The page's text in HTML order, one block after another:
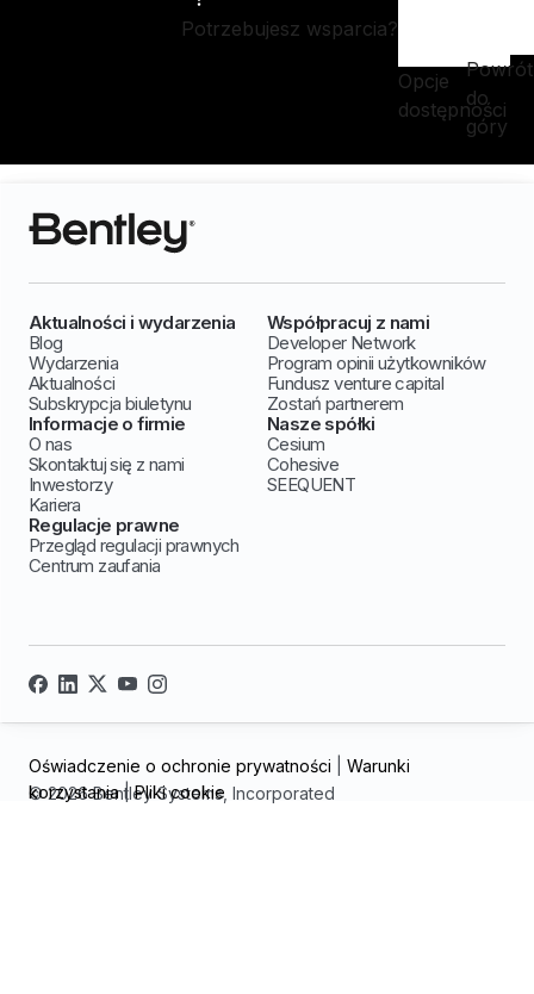
Potrzebujesz wsparcia?
Opcje
dostępności
Powrót
do
góry
Aktualności i wydarzenia
Blog
Wydarzenia
Aktualności
Subskrypcja biuletynu
Współpracuj z nami
Developer Network
Program opinii użytkowników
Fundusz venture capital
Zostań partnerem
Informacje o firmie
O nas
Skontaktuj się z nami
Inwestorzy
Kariera
Nasze spółki
Cesium
Cohesive
SEEQUENT
Regulacje prawne
Przegląd regulacji prawnych
Centrum zaufania
© 2026 Bentley Systems, Incorporated
Oświadczenie o ochronie prywatności
Warunki
korzystania|Pliki cookie